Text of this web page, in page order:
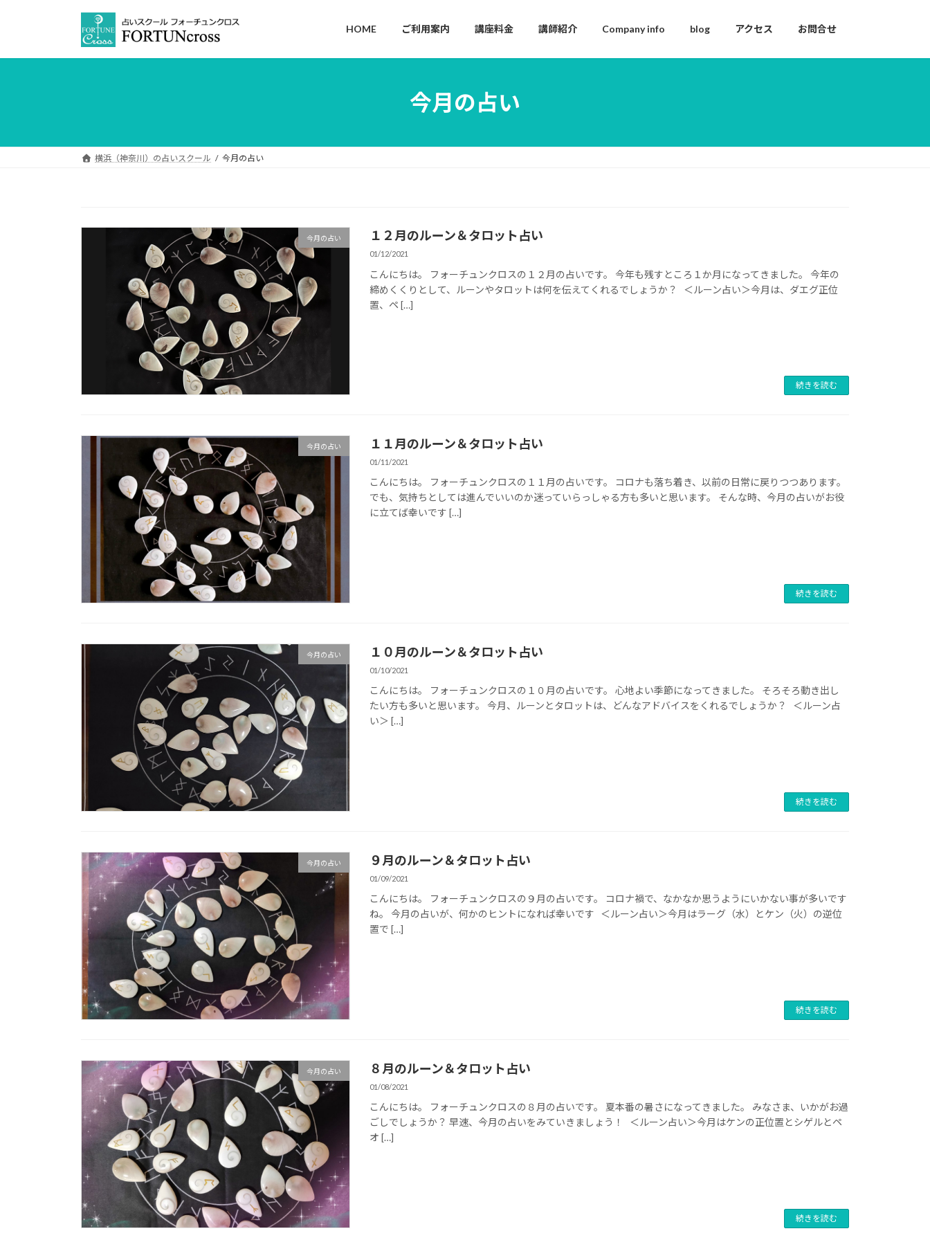
ン
ー
HOME ご利用案内 講座料金 講師紹介 Company info blog アクセス お問合せ
今月の占い
横浜（神奈川）の占いスクール 今月の占い
今月の占い １２月のルーン＆タロット占い
01/12/2021
こんにちは。 フォーチュンクロスの１２月の占いです。 今年も残すところ１か月になってきました。 今年の
締めくくりとして、ルーンやタロットは何を伝えてくれるでしょうか？ ＜ルーン占い＞今月は、ダエグ正位
置、ペ […]
続きを読む
今月の占い １１月のルーン＆タロット占い
01/11/2021
こんにちは。 フォーチュンクロスの１１月の占いです。 コロナも落ち着き、以前の日常に戻りつつあります。
でも、気持ちとしては進んでいいのか迷っていらっしゃる方も多いと思います。 そんな時、今月の占いがお役
に立てば幸いです […]
続きを読む
今月の占い １０月のルーン＆タロット占い
01/10/2021
こんにちは。 フォーチュンクロスの１０月の占いです。 心地よい季節になってきました。 そろそろ動き出し
たい方も多いと思います。 今月、ルーンとタロットは、どんなアドバイスをくれるでしょうか？ ＜ルーン占
い＞ […]
続きを読む
今月の占い ９月のルーン＆タロット占い
01/09/2021
こんにちは。 フォーチュンクロスの９月の占いです。 コロナ禍で、なかなか思うようにいかない事が多いです
ね。 今月の占いが、何かのヒントになれば幸いです ＜ルーン占い＞今月はラーグ（水）とケン（火）の逆位
置で […]
続きを読む
今月の占い ８月のルーン＆タロット占い
01/08/2021
こんにちは。 フォーチュンクロスの８月の占いです。 夏本番の暑さになってきました。 みなさま、いかがお過
ごしでしょうか？ 早速、今月の占いをみていきましょう！ ＜ルーン占い＞今月はケンの正位置とシゲルとペ
オ […]
続きを読む